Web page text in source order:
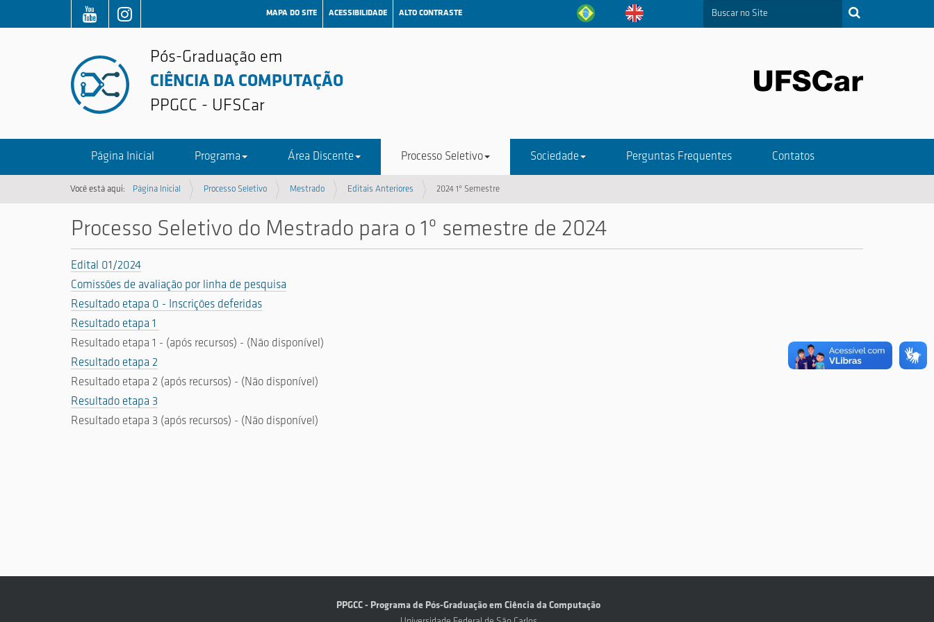
MAPA DO SITE ACESSIBILIDADE ALTO CONTRASTE Busca
Pós-Graduação em
CIÊNCIA DA COMPUTAÇÃO
PPGCC - UFSCar
Página Inicial Programa Área Discente Processo Seletivo Sociedade Perguntas Frequentes Contatos
Você está aqui: Página Inicial Processo Seletivo Mestrado Editais Anteriores 2024 1º Semestre
Processo Seletivo do Mestrado para o 1º semestre de 2024
Edital 01/2024
Comissões de avaliação por linha de pesquisa
Resultado etapa 0 - Inscrições deferidas
Resultado etapa 1
Resultado etapa 1 - (após recursos) - (Não disponível)
Resultado etapa 2
Resultado etapa 2 (após recursos) - (Não disponível)
Resultado etapa 3
Resultado etapa 3 (após recursos) - (Não disponível)
PPGCC - Programa de Pós-Graduação em Ciência da Computação